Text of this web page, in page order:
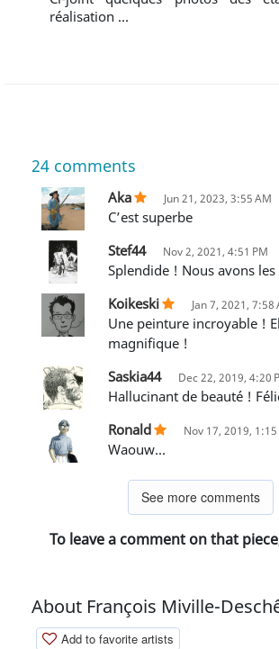
réalisation ...
24 comments
Aka Jun 21, 2023, 3:55 AM
C’est superbe
Stef44
Nov 2, 2021, 4:51 PM
Splendide ! Nous avons
Koikeski
Jan 7, 2021, 7:58
Une peinture incroyable ! Elle est
magnifique !
Saskia44
Dec 22, 2019, 4:20
Hallucinant de beauté !
Ronald
Nov 17, 2019, 1:15
Waouw...
See more comments
To leave a comment on that
About François Miville-
Add to favorite artists